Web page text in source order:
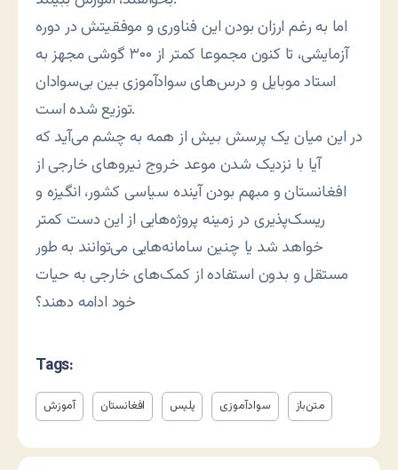
اما به رغم ارزان بودن این فناوری و موفقیتش در دوره
آزمایشی، تا کنون مجموعا کمتر از ۳۰۰ گوشی مجهز به
استاد موبایل و درس‌های سوادآموزی بین بی‌سوادان
توزیع شده است.
در این میان یک پرسش بیش از همه به چشم می‌آید که
آیا با نزدیک شدن موعد خروج نیروهای خارجی از
افغانستان و مبهم بودن آینده سیاسی کشور، انگیزه و
ریسک‌پذیری در زمینه پروژه‌هایی از این دست کمتر
خواهد شد یا چنین سامانه‌هایی می‌توانند به طور
مستقل و بدون استفاده از کمک‌های خارجی به حیات
خود ادامه دهند؟
Tags:
آموزش افغانستان پلیس سوادآموزی متن‌باز